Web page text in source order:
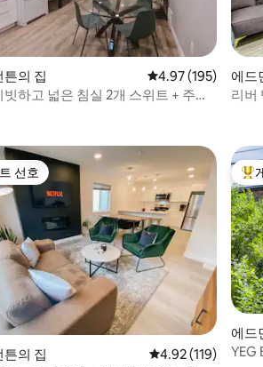
후기 102개
의 집 평점 4.97점(5점 만
4.97 (195)
빗하고 넓은 침실 2개 스위트 + 주방
에드
리버
후기 449개
선호
선호
의 집 평점 4.92점(5점 만
4.92 (119)
상
에드
YEG